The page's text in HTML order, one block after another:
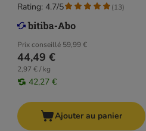
Prix conseillé 59,99 €
44,49 €
2,97 € / kg
42,27 €
Rating: 4.7/5 (13)
Ajouter au panier